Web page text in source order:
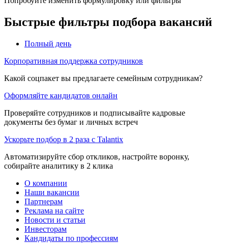
Быстрые фильтры подбора вакансий
Полный день
Корпоративная поддержка сотрудников
Какой соцпакет вы предлагаете семейным сотрудникам?
Оформляйте кандидатов онлайн
Проверяйте сотрудников и подписывайте кадровые
документы без бумаг и личных встреч
Ускорьте подбор в 2 раза с Talantix
Автоматизируйте сбор откликов, настройте воронку,
собирайте аналитику в 2 клика
О компании
Наши вакансии
Партнерам
Реклама на сайте
Новости и статьи
Инвесторам
Кандидаты по профессиям